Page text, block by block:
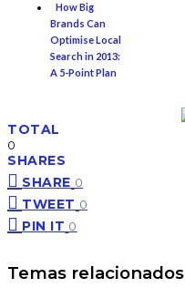
How Big
Brands Can
Optimise Local
Search in 2013:
A 5-Point Plan
TOTAL
0
SHARES
SHARE 0
TWEET 0
PIN IT 0
Temas relacionados